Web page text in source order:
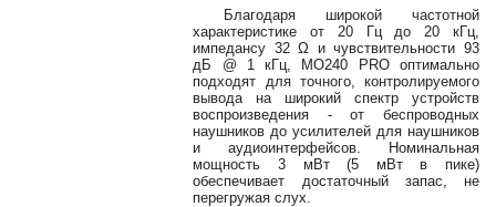
jsound.by
jsoundby
Благодаря широкой частотной
характеристике от 20 Гц до 20 кГц,
импедансу 32 Ω и чувствительности 93
дБ @ 1 кГц, MO240 PRO оптимально
подходят для точного, контролируемого
вывода на широкий спектр устройств
воспроизведения - от беспроводных
наушников до усилителей для наушников
и аудиоинтерфейсов. Номинальная
мощность 3 мВт (5 мВт в пике)
обеспечивает достаточный запас, не
перегружая слух.